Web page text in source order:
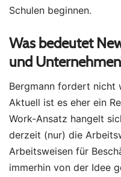
Schulen beginnen.
Was bedeutet
und
Bergmann fordert nicht
Aktuell ist es eher ein
Work-Ansatz hangelt
derzeit (nur) die
Arbeitsweisen für
immerhin von der Idee